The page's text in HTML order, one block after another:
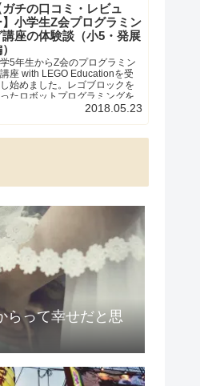
ガチの口コミ・レビュ
】小学生Z会プログラミン
講座の体験談（小5・発展
5年生からZ会のプログラミン
座 with LEGO Educationを受
始めました。レゴブロックを
たロボットプログラミングを
際に経験した受講者の体験談・
子に向いているかしら？」と
2018.05.23
らって幸せだと思